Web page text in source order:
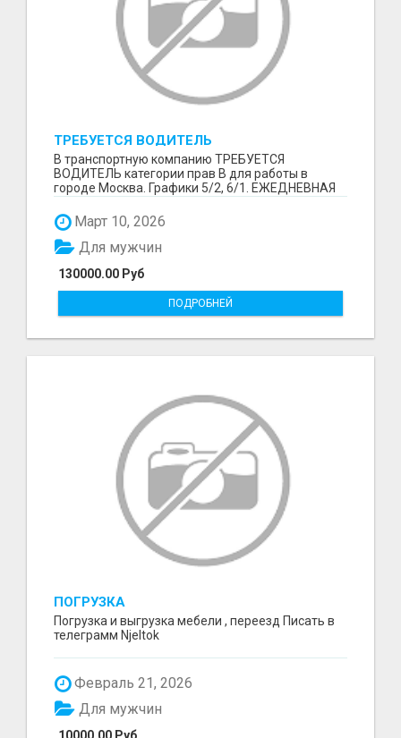
ТРЕБУЕТСЯ ВОДИТЕЛЬ
В транспортную компанию ТРЕБУЕТСЯ
ВОДИТЕЛЬ категории прав В для работы в
городе Москва. Графики 5/2, 6/1. ЕЖЕДНЕВНАЯ
Март 10, 2026
130000.00 Руб
Для мужчин
ПОДРОБНЕЙ
ПОГРУЗКА
Погрузка и выгрузка мебели , переезд Писать в
телеграмм Njeltok
Февраль 21, 2026
Для мужчин